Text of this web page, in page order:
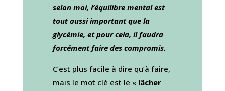
selon moi, l’équilibre mental est
tout aussi important que la
glycémie, et pour cela, il faudra
forcément faire des compromis.
C’est plus facile à dire qu’à faire,
mais le mot clé est le « lâcher